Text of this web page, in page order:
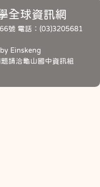
全球資訊網
號 電話：(03)3205681
Einskeng
請洽龜山國中資訊組